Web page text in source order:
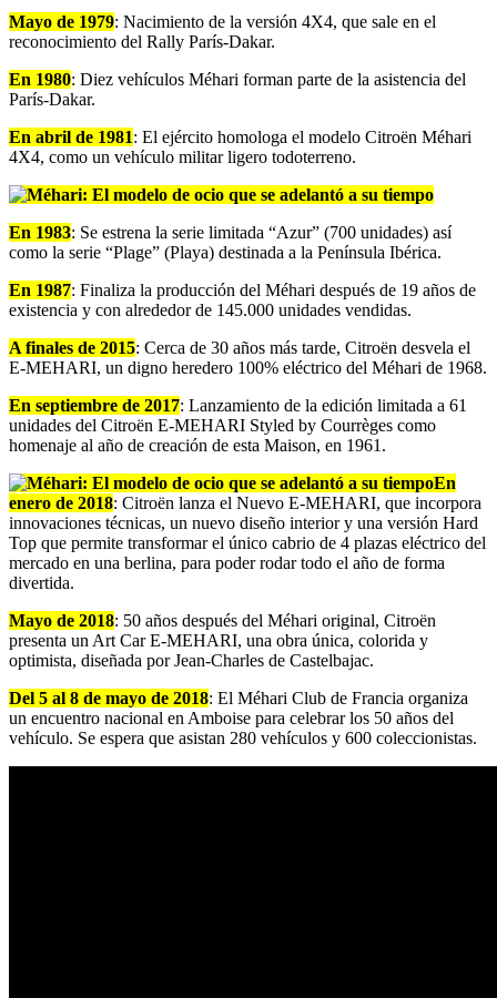
Mayo de 1979: Nacimiento de la versión 4X4, que sale en el
reconocimiento del Rally París-Dakar.
En 1980: Diez vehículos Méhari forman parte de la asistencia del
París-Dakar.
En abril de 1981: El ejército homologa el modelo Citroën Méhari
4X4, como un vehículo militar ligero todoterreno.
En 1983: Se estrena la serie limitada “Azur” (700 unidades) así
como la serie “Plage” (Playa) destinada a la Península Ibérica.
En 1987: Finaliza la producción del Méhari después de 19 años de
existencia y con alrededor de 145.000 unidades vendidas.
A finales de 2015: Cerca de 30 años más tarde, Citroën desvela el
E-MEHARI, un digno heredero 100% eléctrico del Méhari de 1968.
En septiembre de 2017: Lanzamiento de la edición limitada a 61
unidades del Citroën E-MEHARI Styled by Courrèges como
homenaje al año de creación de esta Maison, en 1961.
En
enero de 2018: Citroën lanza el Nuevo E-MEHARI, que incorpora
innovaciones técnicas, un nuevo diseño interior y una versión Hard
Top que permite transformar el único cabrio de 4 plazas eléctrico del
mercado en una berlina, para poder rodar todo el año de forma
divertida.
Mayo de 2018: 50 años después del Méhari original, Citroën
presenta un Art Car E-MEHARI, una obra única, colorida y
optimista, diseñada por Jean-Charles de Castelbajac.
Del 5 al 8 de mayo de 2018: El Méhari Club de Francia organiza
un encuentro nacional en Amboise para celebrar los 50 años del
vehículo. Se espera que asistan 280 vehículos y 600 coleccionistas.